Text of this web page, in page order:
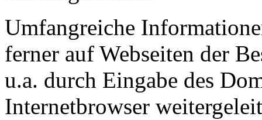
Umfangreiche
ferner auf Webseiten der
u.a. durch Eingabe des
Internetbrowser